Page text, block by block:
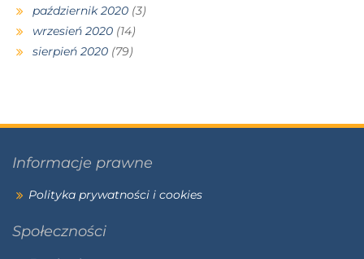
październik 2020 (3)
wrzesień 2020 (14)
sierpień 2020 (79)
Informacje prawne
Polityka prywatności i cookies
Społeczności